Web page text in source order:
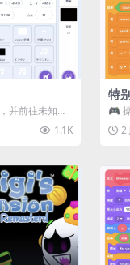
并前往未知领
1.1K
特
🎮
漂移
2